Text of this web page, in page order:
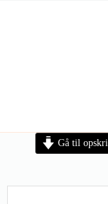
Gå til